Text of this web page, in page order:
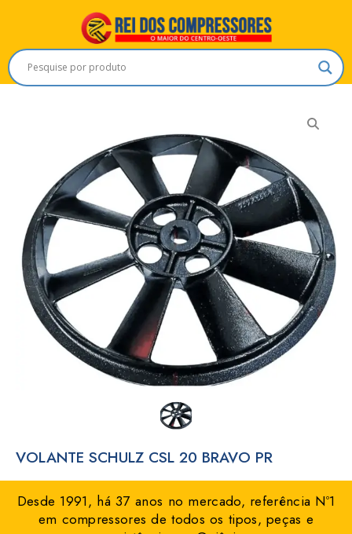
VOLANTE SCHULZ CSL 20 BRAVO PR
Desde 1991, há 37 anos no mercado, referência Nº1
em compressores de todos os tipos, peças e